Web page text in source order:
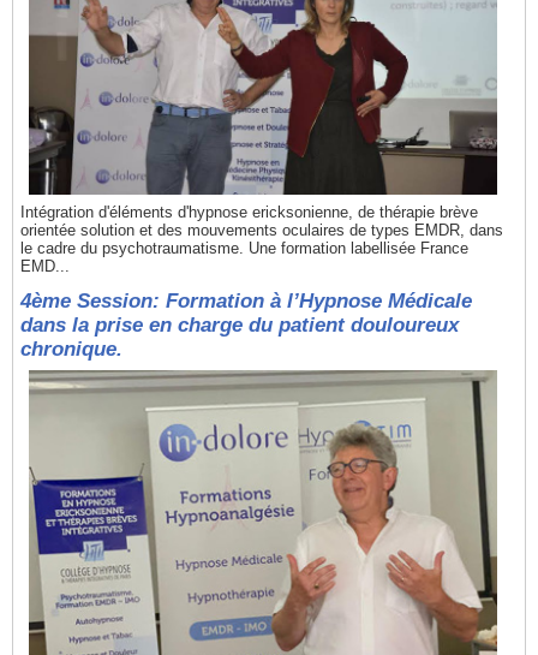
Intégration d'éléments d'hypnose ericksonienne, de thérapie brève
orientée solution et des mouvements oculaires de types EMDR, dans
le cadre du psychotraumatisme. Une formation labellisée France
EMD...
4ème Session: Formation à l’Hypnose Médicale
dans la prise en charge du patient douloureux
chronique.